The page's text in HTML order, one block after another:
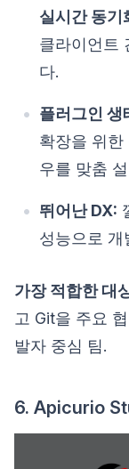
실시간 동기
클라이언트
다.
플러그인 생
확장을 위한
우를 맞춤
뛰어난 DX:
성능으로 개
가장 적합한 대
고 Git을 주요
발자 중심 팀.
6. Apicurio